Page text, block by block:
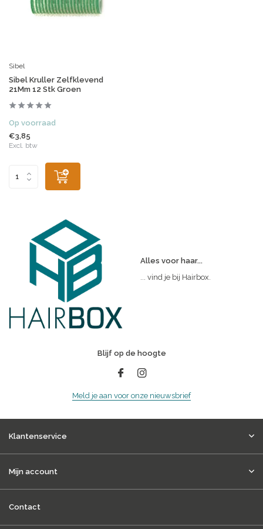
Sibel
Sibel Kruller Zelfklevend
21Mm 12 Stk Groen
Op voorraad
€3,85
Excl. btw
Alles voor haar...
... vind je bij Hairbox.
Blijf op de hoogte
Meld je aan voor onze nieuwsbrief
Klantenservice
Mijn account
Contact